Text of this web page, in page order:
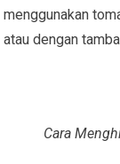
menggunakan
atau dengan
Cara